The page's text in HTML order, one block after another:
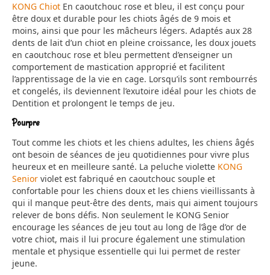
KONG Chiot En caoutchouc rose et bleu, il est conçu pour
être doux et durable pour les chiots âgés de 9 mois et
moins, ainsi que pour les mâcheurs légers. Adaptés aux 28
dents de lait d’un chiot en pleine croissance, les doux jouets
en caoutchouc rose et bleu permettent d’enseigner un
comportement de mastication approprié et facilitent
l’apprentissage de la vie en cage. Lorsqu’ils sont rembourrés
et congelés, ils deviennent l’exutoire idéal pour les chiots de
Dentition et prolongent le temps de jeu.
Pourpre
Tout comme les chiots et les chiens adultes, les chiens âgés
ont besoin de séances de jeu quotidiennes pour vivre plus
heureux et en meilleure santé. La peluche violette KONG
Senior violet est fabriqué en caoutchouc souple et
confortable pour les chiens doux et les chiens vieillissants à
qui il manque peut-être des dents, mais qui aiment toujours
relever de bons défis. Non seulement le KONG Senior
encourage les séances de jeu tout au long de l’âge d’or de
votre chiot, mais il lui procure également une stimulation
mentale et physique essentielle qui lui permet de rester
jeune.